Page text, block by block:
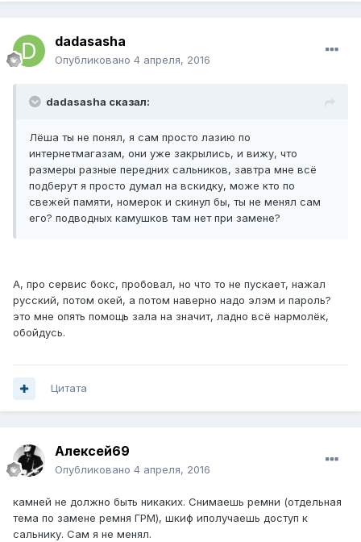
dadasasha
Опубликовано 4 апреля, 2016
dadasasha сказал:
Лёша ты не понял, я сам просто лазию по
интернетмагазам, они уже закрылись, и вижу, что
размеры разные передних сальников, завтра мне всё
подберут я просто думал на вскидку, може кто по
свежей памяти, номерок и скинул бы, ты не менял сам
его? подводных камушков там нет при замене?
А, про сервис бокс, пробовал, но что то не пускает, нажал
русский, потом окей, а потом наверно надо элэм и пароль?
это мне опять помощь зала на значит, ладно всё нармолёк,
обойдусь.
Цитата
Алексей69
Опубликовано 4 апреля, 2016
камней не должно быть никаких. Снимаешь ремни (отдельная
тема по замене ремня ГРМ), шкиф иполучаешь доступ к
сальнику. Сам я не менял.